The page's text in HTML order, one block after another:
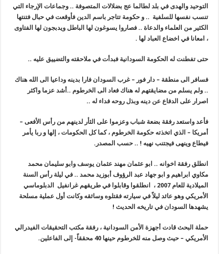
التوحيد والهدى في بلد لطالما عج بضلالات المتصوفة .. وجماعات اﻹرجاء التي
تنسب نفسها للسلفية .. و حكومة تتاجر باسم الدين فأوقعت في حبال فتنتها
الكثير من العلماء والدعاة .. فصاروا يسوغون لها الباطل ويدبجون لها الفتاوى
، امعانا في اخضاع العباد لها .
حتى تفطنت له الحكومة السودانية فبدأت في ملاحقته والتضييق عليه ..
فسافر الى منطقة – دار فور – غرب السودان فارا بدينه وداعيا الى الله هناك
.. ولم يسلم من مضايقتهم له هناك فعاد الى الخرطوم ..أشد عزما واكثر
اصرار على الدفاع عن دينه وبذل روحه فداء له ..
فأعد واستعد رفقة بضعة شباب وعزموا على الثأر لدينهم من رأس اﻷفعى –
أمريكا – الذي اتخذته حكومة الخرطوم ، كما كل الحكومات ، إلها و ربا يأمر
فيطاع وينهى فيجتنب نهيه ! .. حسب المصدر.
انطلق رفقة اخوانه .. ابو عثمان مهند عثمان يوسف وابو سليمان محمد
مكاوي ابراهيم و ابو جهاد عبد الرؤوف أبوزيد محمد .. في ليلة رأس السنة
الميلادية للعام 2007 ، انطلقوا وقابلوا في طريقهم غرانفيل الدبلوماسي
الأمريكي وهو عائد ليلاً في سيارته فقتلوه وسائقه وكانت أول عملية مسلحة
يشهدها السودان في تاريخه الحديث !
حملة البحث قادت أجهزة اﻷمن السودانية ، رفقة مكتب التحقيقات الفيدرالي
اﻷمريكي – حيث وصل منه للخرطوم حينها 40 محققاً- إلى الفاعلين.